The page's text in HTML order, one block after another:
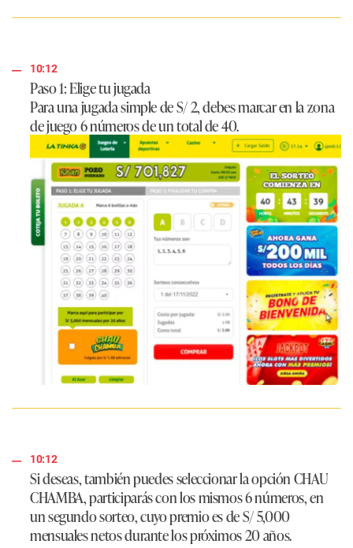
10:12
Paso 1: Elige tu jugada
Para una jugada simple de S/ 2, debes marcar en la zona
de juego 6 números de un total de 40.
10:12
Si deseas, también puedes seleccionar la opción CHAU
CHAMBA, participarás con los mismos 6 números, en
un segundo sorteo, cuyo premio es de S/ 5,000
mensuales netos durante los próximos 20 años.